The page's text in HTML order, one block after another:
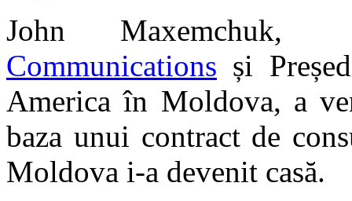
John
Communications și
America în Moldova, a
baza unui contract de
Moldova i-a devenit casă.